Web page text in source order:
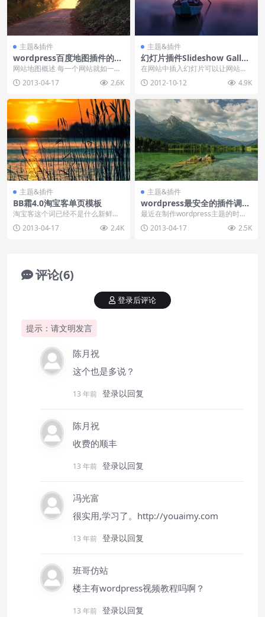
主题&插件
wordpress百度地图插件的下
载和使用方法
网站地图概述 每一个网站就如一个
大型的商城，里面的内容很多，有
需要百度蜘蛛抓取的...
2013-04-17 2.6K
主题&插件
幻灯片插件Slideshow Galler
y
在网站中插入幻灯片可以让网站更
加绚丽,例如小川博客首页顶部就是
一个幻灯片,这种方...
2012-10-12 4.9K
主题&插件
BB霜4.0淘宝客单页模板
淘宝客这个词已经不是什么新鲜词
汇了，随着电子商务的流行，越来
越多的人选择了淘宝开...
2013-04-17 2.4K
主题&插件
wordpress最安全的插件调用
方法
最近在制作wordpress主题的时
候，出现一个问题，在新制作的主
题中需要使用分...
2013-04-17 2.5K
评论(6)
提示：请文明发言
登录后评论
陈月祝
这个也是多说？
13 年前 登录以回复
陈月祝
收费的顺丰
13 年前 登录以回复
冯光富
很实用,学习了。 http://youaimy.com
13 年前 登录以回复
班哥仿站
楼主有wordpress视频教程吗啊？
13 年前 登录以回复